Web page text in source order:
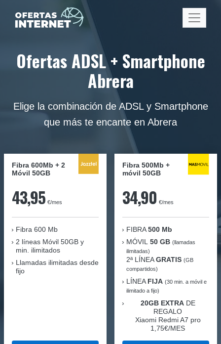
Ofertas ADSL + Smartphone
Abrera
Elige la combinación de ADSL y Smartphone
que más te encante en Abrera
Fibra 600Mb + 2
Móvil 50GB
43,95 €/mes
Fibra 600 Mb
2 líneas Móvil 50GB y
min. ilimitados
Llamadas ilimitadas desde
fijo
Fibra 500Mb +
móvil 50GB
34,90 €/mes
FIBRA 500 Mb
MÓVIL 50 GB (llamadas
ilimitadas)
2ª LÍNEAGRATIS (GB
compartidos)
LÍNEA FIJA (30 min. a móvil e
ilimitado a fijo)
20GB EXTRADE
REGALO
Xiaomi Redmi A7 pro
1,75€/MES